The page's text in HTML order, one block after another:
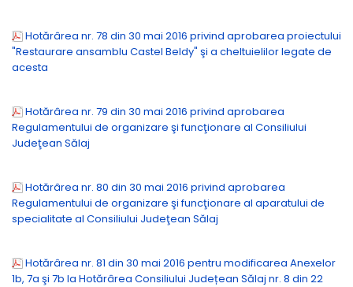
Hotărârea nr. 78 din 30 mai 2016 privind aprobarea proiectului
"Restaurare ansamblu Castel Beldy" şi a cheltuielilor legate de
acesta
Hotărârea nr. 79 din 30 mai 2016 privind aprobarea
Regulamentului de organizare şi funcţionare al Consiliului
Judeţean Sălaj
Hotărârea nr. 80 din 30 mai 2016 privind aprobarea
Regulamentului de organizare şi funcţionare al aparatului de
specialitate al Consiliului Judeţean Sălaj
Hotărârea nr. 81 din 30 mai 2016 pentru modificarea Anexelor
1b, 7a şi 7b la Hotărârea Consiliului Județean Sălaj nr. 8 din 22